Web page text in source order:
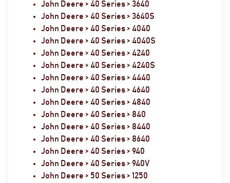
John Deere > 40 Series > 3640
John Deere > 40 Series > 3640S
John Deere > 40 Series > 4040
John Deere > 40 Series > 4040S
John Deere > 40 Series > 4240
John Deere > 40 Series > 4240S
John Deere > 40 Series > 4440
John Deere > 40 Series > 4640
John Deere > 40 Series > 4840
John Deere > 40 Series > 840
John Deere > 40 Series > 8440
John Deere > 40 Series > 8640
John Deere > 40 Series > 940
John Deere > 40 Series > 940V
John Deere > 50 Series > 1250